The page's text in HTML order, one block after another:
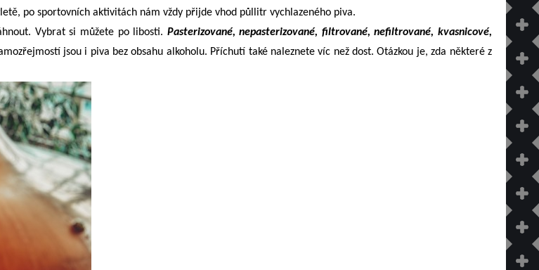
po sportovních aktivitách nám vždy přijde vhod půllitr vychlazeného piva.
Vybrat si můžete po libosti. Pasterizované, nepasterizované, filtrované, nefiltrované, kvasnicové,
jsou i piva bez obsahu alkoholu. Příchutí také naleznete víc než dost. Otázkou je, zda některé z